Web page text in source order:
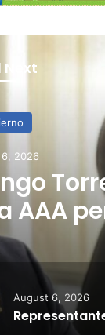
Next
August 6, 2026